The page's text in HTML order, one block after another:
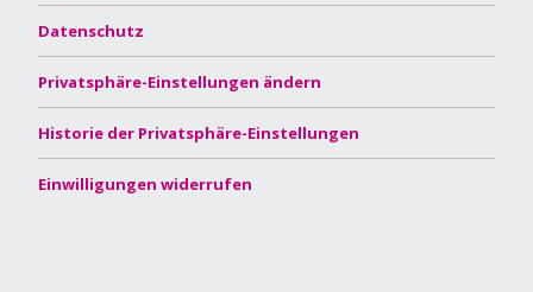
Datenschutz
Privatsphäre-Einstellungen ändern
Historie der Privatsphäre-Einstellungen
Einwilligungen widerrufen